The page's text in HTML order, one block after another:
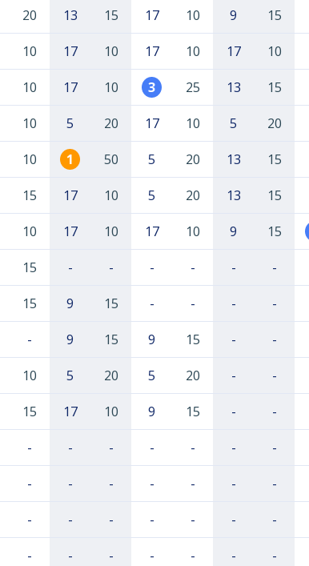
20 13 15 17 10 9 15
10 17 10 17 10 17 10
10 17 10 3 25 13 15
10 5 20 17 10 5 20
10 1 50 5 20 13 15
15 17 10 5 20 13 15
10 17 10 17 10 9 15
15 - - - - - -
15 9 15 - - - -
- 9 15 9 15 - -
10 5 20 5 20 - -
15 17 10 9 15 - -
- - - - - - -
- - - - - - -
- - - - - - -
- - - - - - -